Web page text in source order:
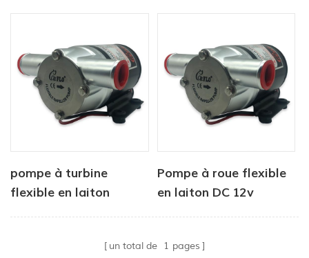
pompe à turbine
flexible en laiton
plate-forme de lavage
Pompe à roue flexible
en laiton DC 12v
un total de 1 pages